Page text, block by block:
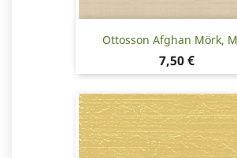
Ottosson Afghan Mörk,
Hinta
7,50 €